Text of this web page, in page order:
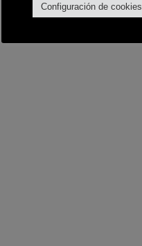
Configuración de cookies